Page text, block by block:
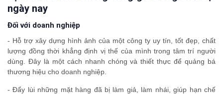
ngày nay
Đối với doanh nghiệp
- Hỗ trợ xây dựng hình ảnh của một công ty uy tín, tốt đẹp, chất
lượng đồng thời khẳng định vị thế của mình trong tâm trí người
dùng. Đây là một cách nhanh chóng và thiết thực để quảng bá
thương hiệu cho doanh nghiệp.
- Đẩy lùi những mặt hàng đã bị làm giả, làm nhái, giúp hạn chế